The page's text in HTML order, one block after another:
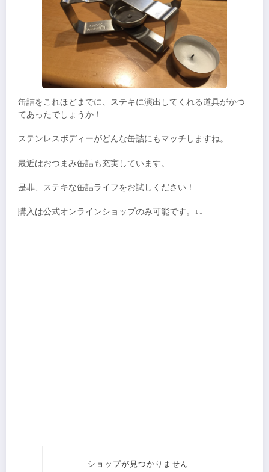
缶詰をこれほどまでに、ステキに演出してくれる道具がかつ
てあったでしょうか！
ステンレスボディーがどんな缶詰にもマッチしますね。
最近はおつまみ缶詰も充実しています。
是非、ステキな缶詰ライフをお試しください！
購入は公式オンラインショップのみ可能です。↓↓